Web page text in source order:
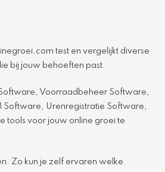
test en vergelijkt diverse
bij jouw behoeften past.
Voorraadbeheer Software,
Urenregistratie Software,
tools voor jouw online groei te
Zo kun je zelf ervaren welke